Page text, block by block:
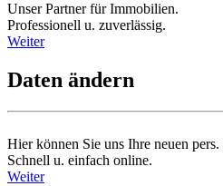
Unser Partner für Immobilien.
Professionell u. zuverlässig.
Weiter
Daten ändern
Hier können Sie uns Ihre neuen
Schnell u. einfach online.
Weiter